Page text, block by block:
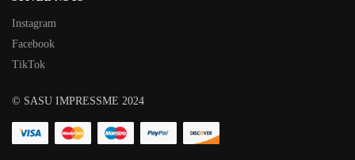
Instagram
Facebook
TikTok
© SASU IMPRESSME 2024